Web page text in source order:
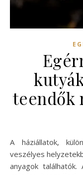
teendők
A háziállatok, különösen a kutyák, gyakran kerülnek
veszélyes
anyagok